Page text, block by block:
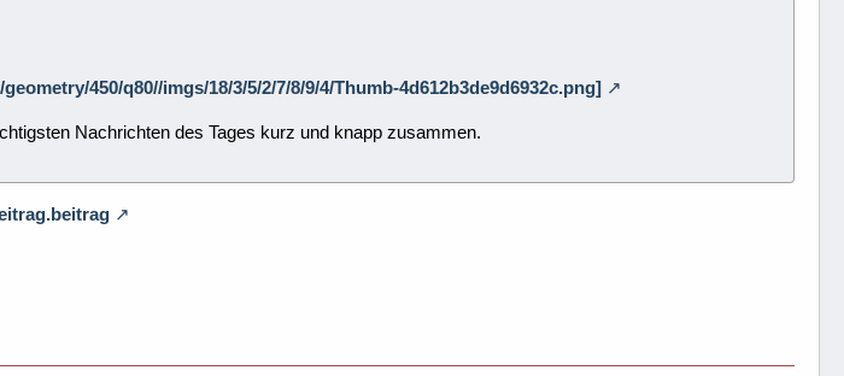
450/q80//imgs/18/3/5/2/7/8/9/4/Thumb-4d612b3de9d6932c.png]
Nachrichten des Tages kurz und knapp zusammen.